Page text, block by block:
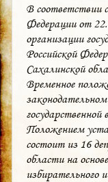
В соответствии
Федерации от
организации
Российской
Сахалинской
Временное
Положением
состоит из 16
области на
избирательного